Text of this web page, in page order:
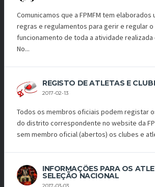
Comunicamos que a FPMFM tem elaborados
regras e regulamentos para gerir e regular o
funcionamento de toda a atividade realizada
No...
REGISTO DE ATLETAS E
2017-02-13
Todos os membros oficiais podem registar
do distrito correspondente no website da
sem membro oficial (abertos) os clubes e
INFORMAÇÕES PARA OS
SELEÇÃO NACIONAL
2017-03-03